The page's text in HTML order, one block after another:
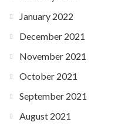
January 2022
December 2021
November 2021
October 2021
September 2021
August 2021